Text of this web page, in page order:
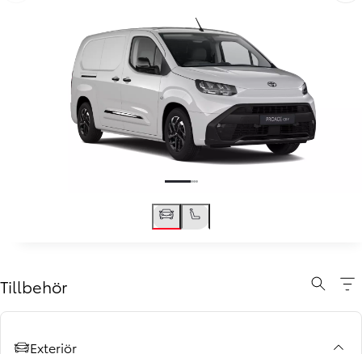
Tillbehör
Exteriör